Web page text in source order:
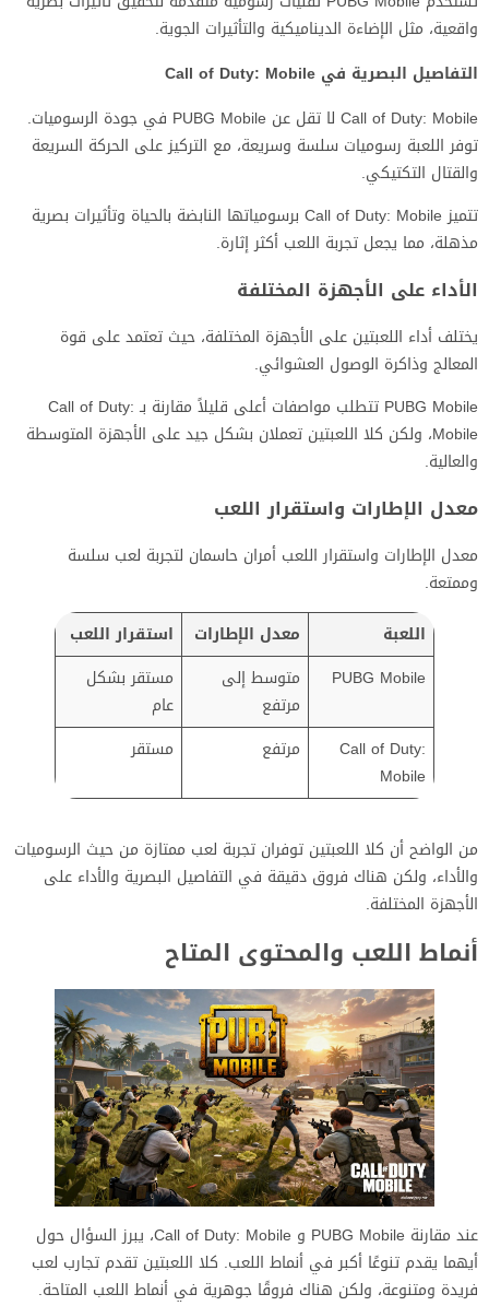
واقعية، مثل الإضاءة الديناميكية والتأثيرات الجوية.
التفاصيل البصرية في Call of Duty: Mobile
Call of Duty: Mobile لا تقل عن PUBG Mobile في جودة الرسوميات.
توفر اللعبة رسوميات سلسة وسريعة، مع التركيز على الحركة السريعة
والقتال التكتيكي.
تتميز Call of Duty: Mobile برسومياتها النابضة بالحياة وتأثيرات بصرية
مذهلة، مما يجعل تجربة اللعب أكثر إثارة.
الأداء على الأجهزة المختلفة
يختلف أداء اللعبتين على الأجهزة المختلفة، حيث تعتمد على قوة
المعالج وذاكرة الوصول العشوائي.
PUBG Mobile تتطلب مواصفات أعلى قليلاً مقارنة بـ Call of Duty:
Mobile، ولكن كلا اللعبتين تعملان بشكل جيد على الأجهزة المتوسطة
والعالية.
معدل الإطارات واستقرار اللعب
معدل الإطارات واستقرار اللعب أمران حاسمان لتجربة لعب سلسة
وممتعة.
اللعبة
معدل الإطارات
استقرار اللعب
PUBG Mobile
متوسط إلى
مرتفع
مستقر بشكل
عام
Call of Duty:
Mobile
مرتفع مستقر
من الواضح أن كلا اللعبتين توفران تجربة لعب ممتازة من حيث الرسوميات
والأداء، ولكن هناك فروق دقيقة في التفاصيل البصرية والأداء على
الأجهزة المختلفة.
أنماط اللعب والمحتوى المتاح
عند مقارنة PUBG Mobile و Call of Duty: Mobile، يبرز السؤال حول
أيهما يقدم تنوعًا أكبر في أنماط اللعب. كلا اللعبتين تقدم تجارب لعب
فريدة ومتنوعة، ولكن هناك فروقًا جوهرية في أنماط اللعب المتاحة.